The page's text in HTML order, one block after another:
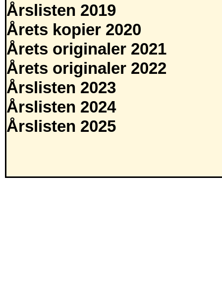
Årslisten 2019
Årets kopier 2020
Årets originaler 2021
Årets originaler 2022
Årslisten 2023
Årslisten 2024
Årslisten 2025